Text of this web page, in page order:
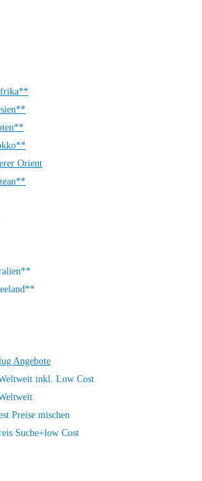
Orient
Angebote
inkl. Low Cost
Preise mischen
Suche+low Cost